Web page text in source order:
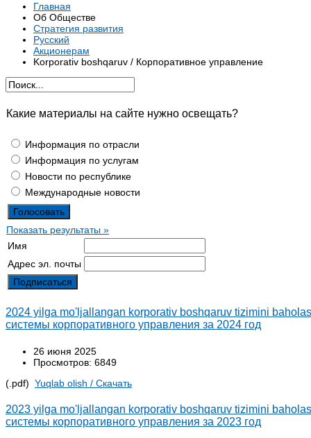
Главная
Об Обществе
Стратегия развития
Русский
Акционерам
Korporativ boshqaruv / Корпоративное управление
Какие материалы на сайте нужно освещать?
Информация по отрасли
Информация по услугам
Новости по республике
Международные новости
Показать результаты »
Имя
Адрес эл. почты
2024 yilga mo'ljallangan korporativ boshqaruv tizimini
системы корпоративного управления за 2024 год
26 июня 2025
Просмотров: 6849
(.pdf) Yuqlab olish / Cкачать
2023 yilga mo'ljallangan korporativ boshqaruv tizimini
системы корпоративного управления за 2023 год